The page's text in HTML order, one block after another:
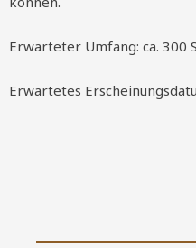
Erwarteter Umfang: ca. 300
Erwartetes